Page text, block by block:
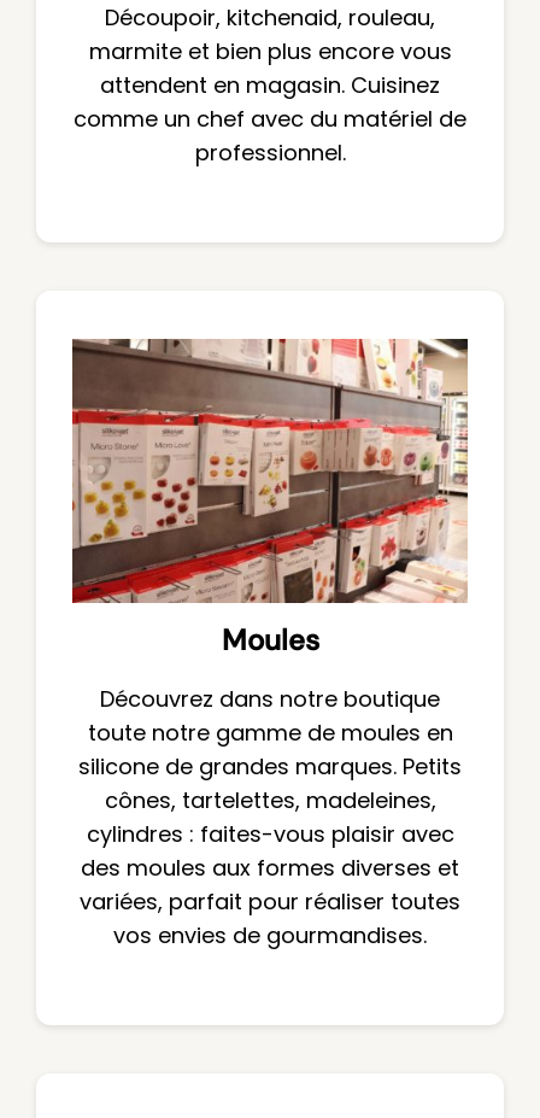
Découpoir, kitchenaid, rouleau,
marmite et bien plus encore vous
attendent en magasin. Cuisinez
comme un chef avec du matériel de
professionnel.
Moules
Découvrez dans notre boutique
toute notre gamme de moules en
silicone de grandes marques. Petits
cônes, tartelettes, madeleines,
cylindres : faites-vous plaisir avec
des moules aux formes diverses et
variées, parfait pour réaliser toutes
vos envies de gourmandises.